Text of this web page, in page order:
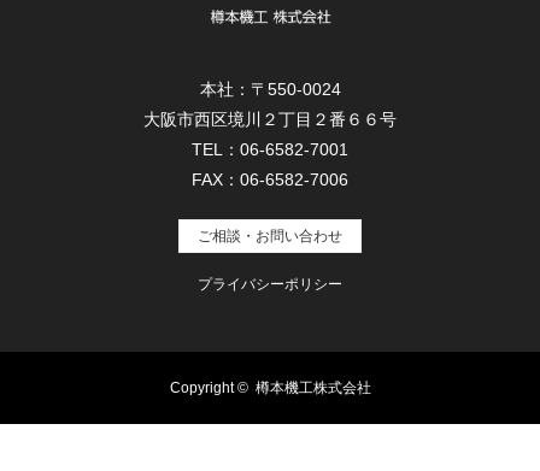
本社：〒550-0024
大阪市西区境川２丁目２番６６号
TEL：06-6582-7001
FAX：06-6582-7006
ご相談・お問い合わせ
プライバシーポリシー
Copyright © 樽本機工株式会社